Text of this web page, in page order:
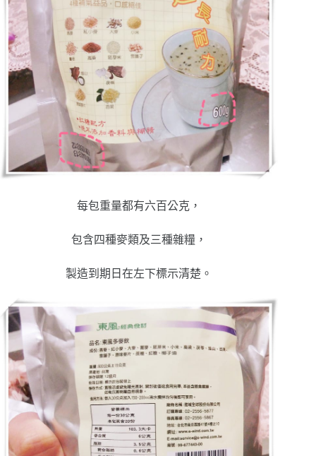
每包重量都有六百公克，
包含四種麥類及三種雜糧，
製造到期日在左下標示清楚。